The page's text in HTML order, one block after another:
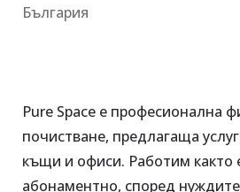
България
Pure Space е професионална
почистване, предлагаща
къщи и офиси. Работим както
абонаментно, според